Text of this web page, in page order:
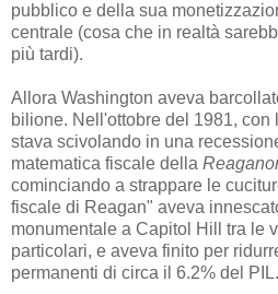
pubblico e della sua
centrale (cosa che in realtà
più tardi).
Allora Washington aveva
bilione. Nell'ottobre del 1981,
stava scivolando in una
matematica fiscale della
cominciando a strappare le
fiscale di Reagan" aveva
monumentale a Capitol Hill tra le
particolari, e aveva finito per
permanenti di circa il 6.2% del PIL.